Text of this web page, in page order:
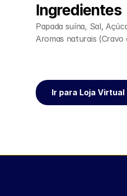
Ingredientes
Papada suína, Sal,
Aromas naturais (Cravo
Ir para Loja Virtual